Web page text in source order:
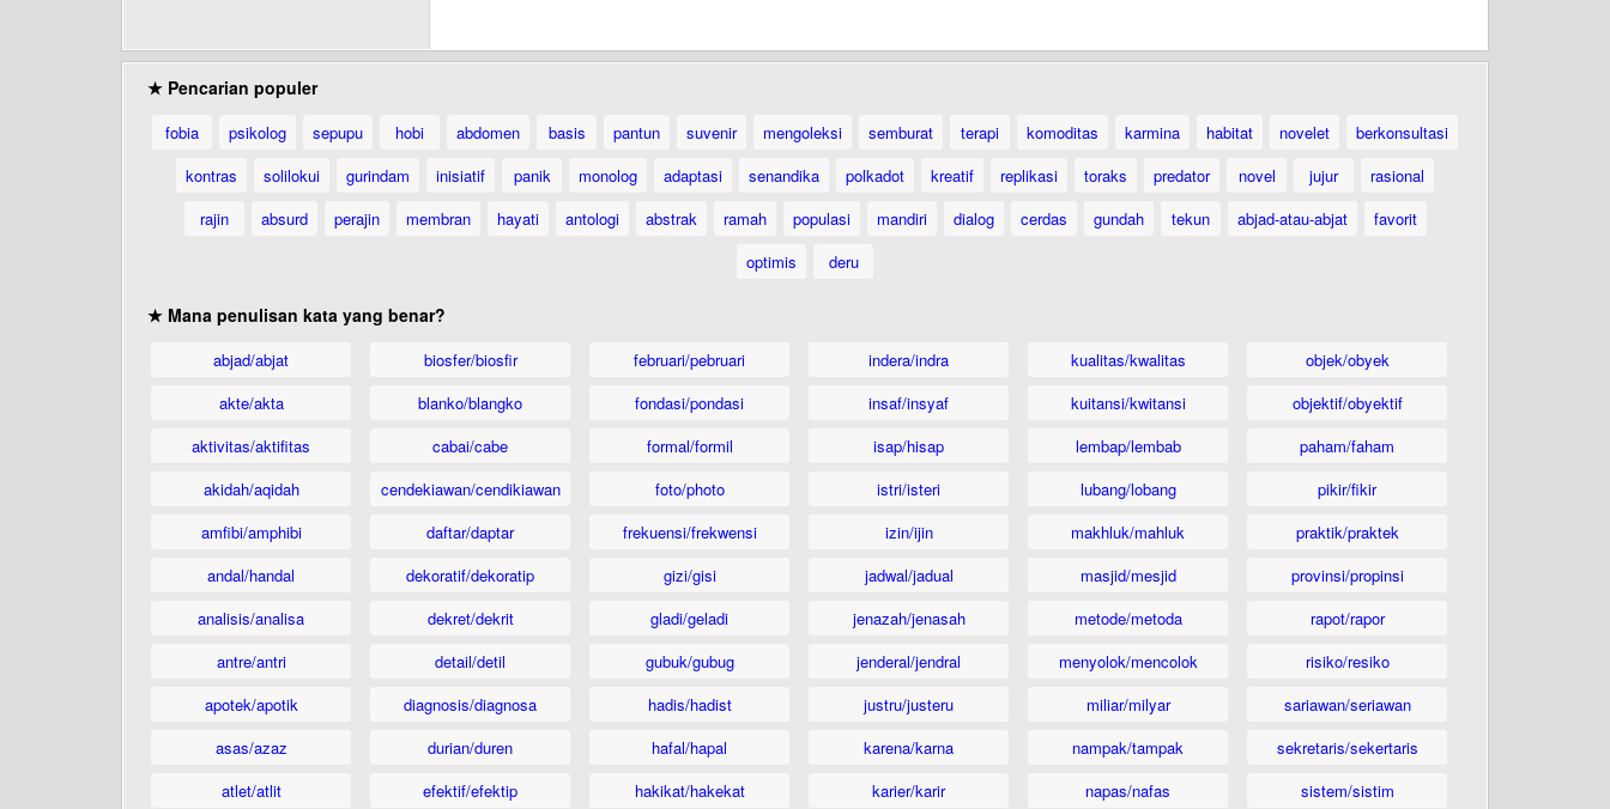
★ Pencarian populer
fobia psikolog sepupu hobi abdomen basis pantun suvenir mengoleksi semburat terapi komoditas karmina habitat novelet
berkonsultasi
kontras
solilokui gurindam inisiatif panik monolog adaptasi senandika polkadot kreatif replikasi toraks predator novel jujur
rasional
rajin
absurd perajin membran hayati antologi abstrak ramah populasi mandiri dialog cerdas gundah tekun abjad-atau-abjat
favorit
optimis
deru
★ Mana penulisan kata yang benar?
abjad/abjat
akte/akta
aktivitas/aktifitas
akidah/aqidah
amfibi/amphibi
andal/handal
analisis/analisa
antre/antri
apotek/apotik
asas/azaz
atlet/atlit
biosfer/biosfir
blanko/blangko
cabai/cabe
cendekiawan/cendikiawan
daftar/daptar
dekoratif/dekoratip
dekret/dekrit
detail/detil
diagnosis/diagnosa
durian/duren
efektif/efektip
februari/pebruari
fondasi/pondasi
formal/formil
foto/photo
frekuensi/frekwensi
gizi/gisi
gladi/geladi
gubuk/gubug
hadis/hadist
hafal/hapal
hakikat/hakekat
indera/indra
insaf/insyaf
isap/hisap
istri/isteri
izin/ijin
jadwal/jadual
jenazah/jenasah
jenderal/jendral
justru/justeru
karena/karna
karier/karir
kualitas/kwalitas
kuitansi/kwitansi
lembap/lembab
lubang/lobang
makhluk/mahluk
masjid/mesjid
metode/metoda
menyolok/mencolok
miliar/milyar
nampak/tampak
napas/nafas
objek/obyek
objektif/obyektif
paham/faham
pikir/fikir
praktik/praktek
provinsi/propinsi
rapot/rapor
risiko/resiko
sariawan/seriawan
sekretaris/sekertaris
sistem/sistim